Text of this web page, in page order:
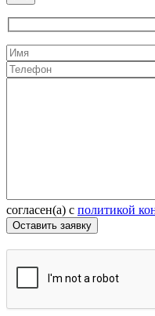
согласен(а) с политикой